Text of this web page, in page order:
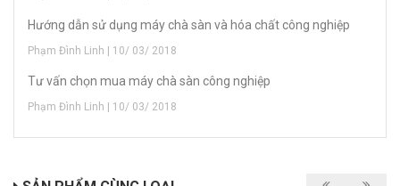
Hướng dẫn sử dụng máy chà sàn và hóa chất công nghiệp
Phạm Đình Linh | 10/ 03/ 2018
Tư vấn chọn mua máy chà sàn công nghiệp
Phạm Đình Linh | 10/ 03/ 2018